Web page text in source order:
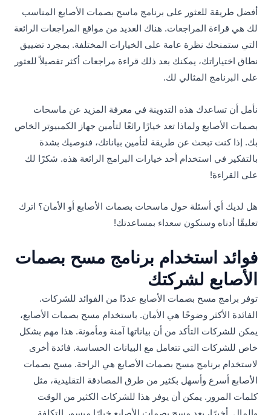
أفضل طريقة للعثور على برنامج ماسح بصمات الأصابع المناسب
لك هي قراءة المراجعات. هناك العديد من مواقع المراجعات الرائعة
التي ستمنحك نظرة عامة على الخيارات المختلفة. بمجرد تضييق
نطاق اختياراتك، يمكنك بعد ذلك قراءة مراجعات أكثر تفصيلاً للعثور
على البرنامج المثالي لك.
نأمل أن تساعدك هذه التدوينة في معرفة المزيد عن ماسحات
بصمات الأصابع ولماذا تعد خيارًا رائعًا لتأمين جهاز الكمبيوتر الخاص
بك. إذا كنت تبحث عن طريقة لتأمين بياناتك، فنوصيك بشدة
بالتفكير في استخدام أحد خيارات البرامج الرائعة هذه. شكرًا لك
على القراءة!
هل لديك أي أسئلة حول ماسحات بصمات الأصابع أو الأمان؟ اترك
تعليقًا أدناه وسنكون سعداء بمساعدتك!
فوائد استخدام برنامج مسح بصمات
الأصابع لشركتك
توفر برامج مسح بصمات الأصابع عددًا من الفوائد للشركات.
الفائدة الأكثر وضوحًا هي الأمان. باستخدام مسح بصمات الأصابع،
يمكن للشركات التأكد من أن بياناتها آمنة ومأمونة. هذا مهم بشكل
خاص للشركات التي تتعامل مع البيانات الحساسة. فائدة أخرى
لاستخدام برنامج مسح بصمات الأصابع هي الراحة. مسح بصمات
الأصابع أسرع وأسهل بكثير من طرق المصادقة التقليدية، مثل
كلمات المرور. يمكن أن يوفر هذا للشركات الكثير من الوقت